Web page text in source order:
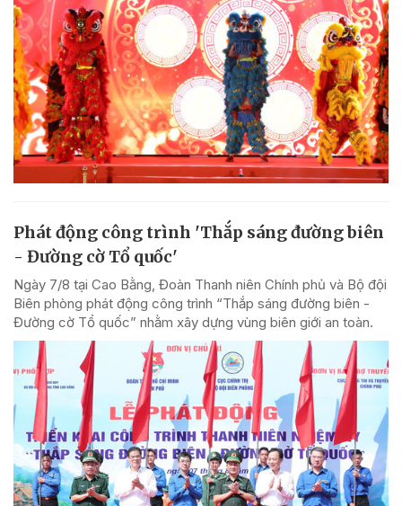
Phát động công trình 'Thắp sáng đường biên
- Đường cờ Tổ quốc'
Ngày 7/8 tại Cao Bằng, Đoàn Thanh niên Chính phủ và Bộ đội
Biên phòng phát động công trình “Thắp sáng đường biên -
Đường cờ Tổ quốc” nhằm xây dựng vùng biên giới an toàn.